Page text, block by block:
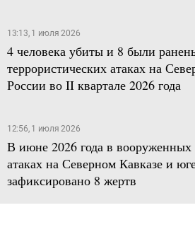
13:13, 1 июля 2026
4 человека убиты и 8 были
террористических атаках на
России во II квартале 2026 года
12:56, 1 июля 2026
В июне 2026 года в вооруженных
атаках на Северном Кавказе и
зафиксировано 8 жертв